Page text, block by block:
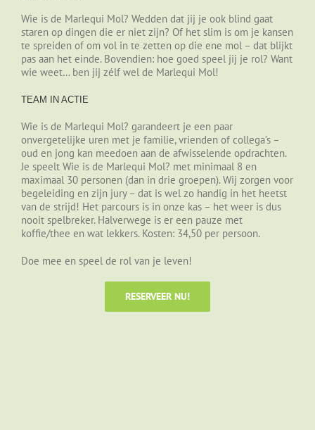
Wie is de Marlequi Mol? Wedden dat jij je ook blind gaat
staren op dingen die er niet zijn? Of het slim is om je kansen
te spreiden of om vol in te zetten op die ene mol – dat blijkt
pas aan het einde. Bovendien: hoe goed speel jij je rol? Want
wie weet… ben jij zélf wel de Marlequi Mol!
TEAM IN ACTIE
Wie is de Marlequi Mol? garandeert je een paar
onvergetelijke uren met je familie, vrienden of collega’s –
oud en jong kan meedoen aan de afwisselende opdrachten.
Je speelt Wie is de Marlequi Mol? met minimaal 8 en
maximaal 30 personen (dan in drie groepen). Wij zorgen voor
begeleiding en zijn jury – dat is wel zo handig in het heetst
van de strijd! Het parcours is in onze kas – het weer is dus
nooit spelbreker. Halverwege is er een pauze met
koffie/thee en wat lekkers. Kosten: 34,50 per persoon.
Doe mee en speel de rol van je leven!
RESERVEER NU!